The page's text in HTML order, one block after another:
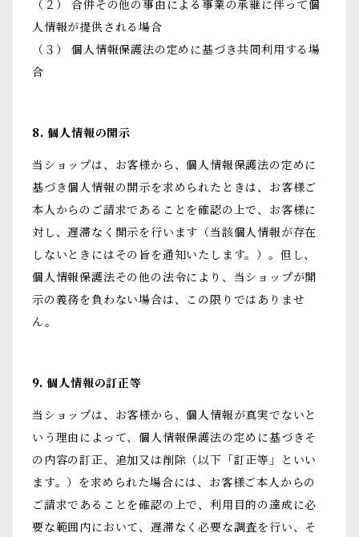
（２） 合併その他の事由による事業の承継に伴って個
人情報が提供される場合
（３） 個人情報保護法の定めに基づき共同利用する場
合
8. 個人情報の開示
当ショップは、お客様から、個人情報保護法の定めに
基づき個人情報の開示を求められたときは、お客様ご
本人からのご請求であることを確認の上で、お客様に
対し、遅滞なく開示を行います（当該個人情報が存在
しないときにはその旨を通知いたします。）。但し、
個人情報保護法その他の法令により、当ショップが開
示の義務を負わない場合は、この限りではありませ
ん。
9. 個人情報の訂正等
当ショップは、お客様から、個人情報が真実でないと
いう理由によって、個人情報保護法の定めに基づきそ
の内容の訂正、追加又は削除（以下「訂正等」といい
ます。）を求められた場合には、お客様ご本人からの
ご請求であることを確認の上で、利用目的の達成に必
要な範囲内において、遅滞なく必要な調査を行い、そ